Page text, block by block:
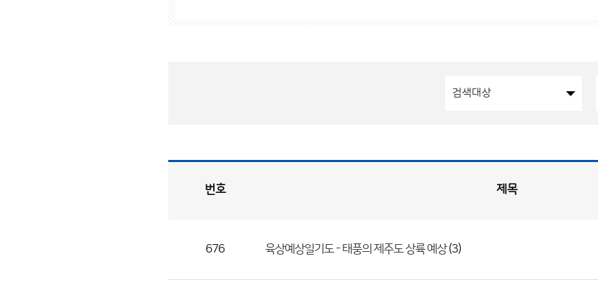
번호 제목
676 육상예상일기도 - 태풍의 제주도 상륙 예상(3)